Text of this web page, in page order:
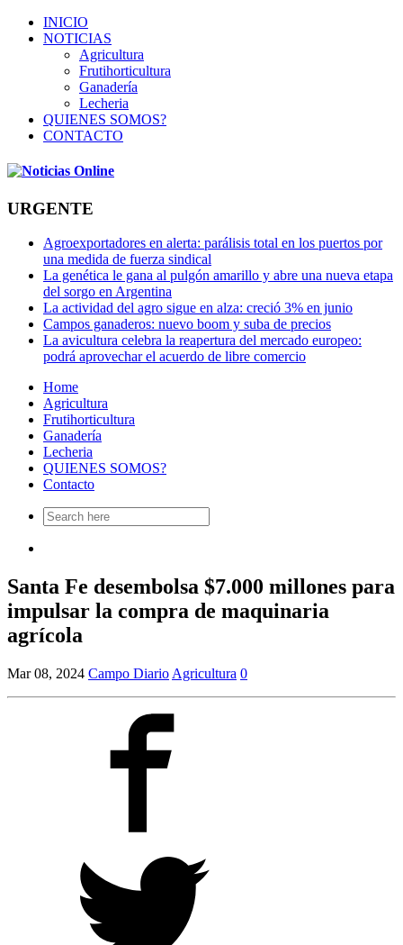
INICIO
NOTICIAS
Agricultura
Frutihorticultura
Ganadería
Lecheria
QUIENES SOMOS?
CONTACTO
URGENTE
Agroexportadores en alerta: parálisis total en los puertos por
una medida de fuerza sindical
La genética le gana al pulgón amarillo y abre una nueva etapa
del sorgo en Argentina
La actividad del agro sigue en alza: creció 3% en junio
Campos ganaderos: nuevo boom y suba de precios
La avicultura celebra la reapertura del mercado europeo:
podrá aprovechar el acuerdo de libre comercio
Home
Agricultura
Frutihorticultura
Ganadería
Lecheria
QUIENES SOMOS?
Contacto
Search
for:
Santa Fe desembolsa $7.000 millones para
impulsar la compra de maquinaria
agrícola
Mar 08, 2024 Campo Diario Agricultura 0